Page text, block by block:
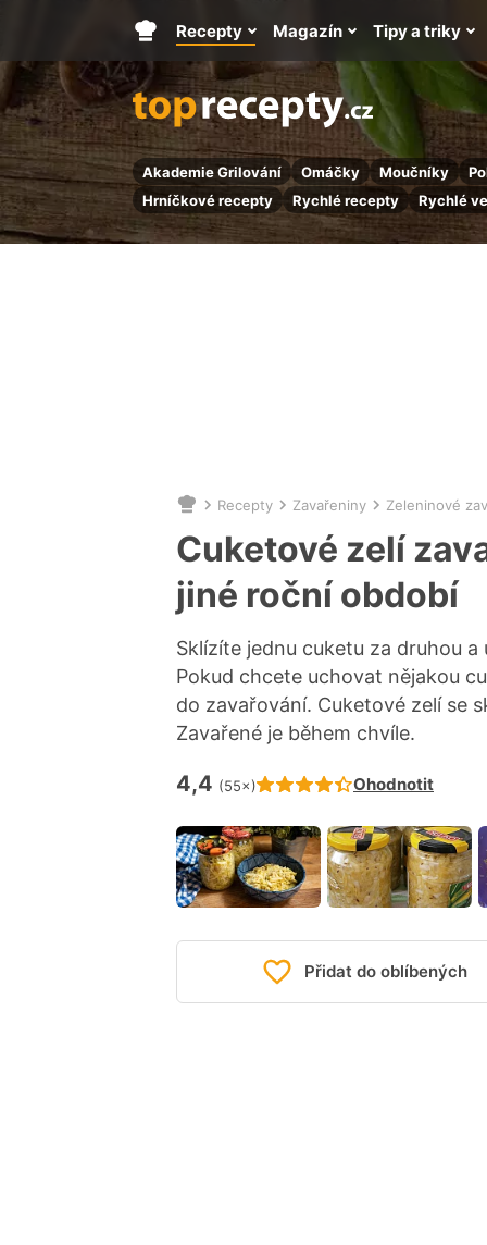
Akademie Grilování Omáčky Moučníky
Hrníčkové recepty
Rychlé recepty Rychlé
Hlavní
stránka
Recepty Magazín Tipy a triky
Nacházíte
se
zde:
Recepty Zavařeniny Zeleninové
Cuketové zelí
jiné roční období
Sklízíte jednu cuketu za druhou
Pokud chcete uchovat nějakou
do zavařování. Cuketové zelí se
Zavařené je během chvíle.
Hodnocení receptu je
4,4 (55×) Ohodnotit
Přidat do oblíbených